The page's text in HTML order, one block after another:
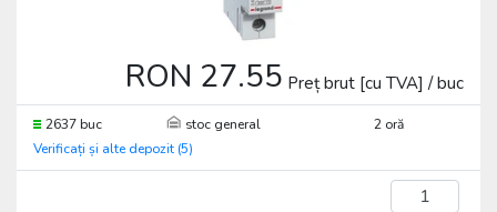
RON 27.55 Preț brut [cu TVA] / buc
2637 buc stoc general
2 oră
Verificați și alte depozit (5)